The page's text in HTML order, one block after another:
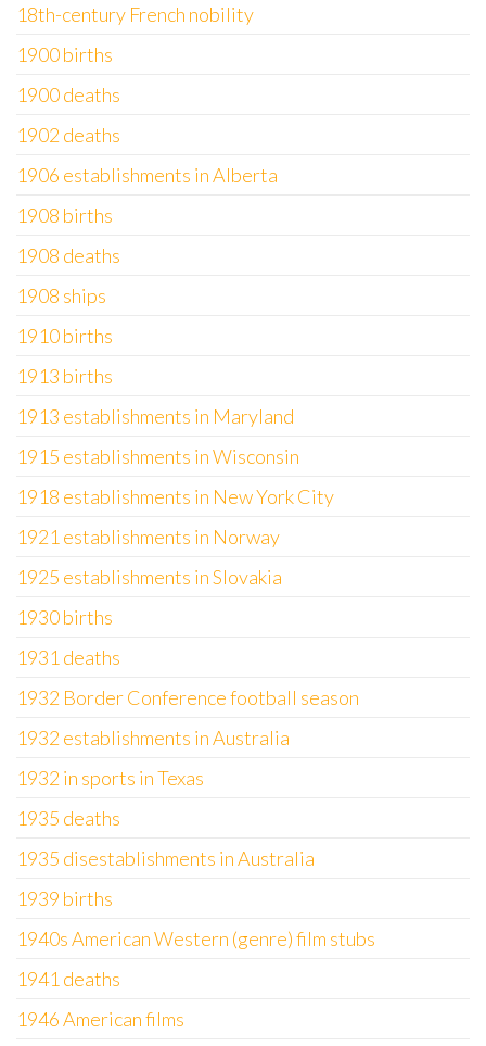
18th-century French nobility
1900 births
1900 deaths
1902 deaths
1906 establishments in Alberta
1908 births
1908 deaths
1908 ships
1910 births
1913 births
1913 establishments in Maryland
1915 establishments in Wisconsin
1918 establishments in New York City
1921 establishments in Norway
1925 establishments in Slovakia
1930 births
1931 deaths
1932 Border Conference football season
1932 establishments in Australia
1932 in sports in Texas
1935 deaths
1935 disestablishments in Australia
1939 births
1940s American Western (genre) film stubs
1941 deaths
1946 American films